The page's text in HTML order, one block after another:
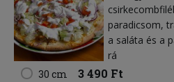
paradicsom,
a saláta és a
rá
30 cm
3 490 Ft